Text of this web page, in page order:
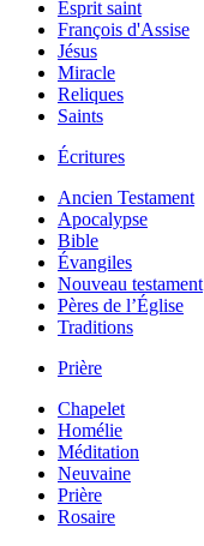
Esprit saint
François d'Assise
Jésus
Miracle
Reliques
Saints
Écritures
Ancien Testament
Apocalypse
Bible
Évangiles
Nouveau testament
Pères de l’Église
Traditions
Prière
Chapelet
Homélie
Méditation
Neuvaine
Prière
Rosaire